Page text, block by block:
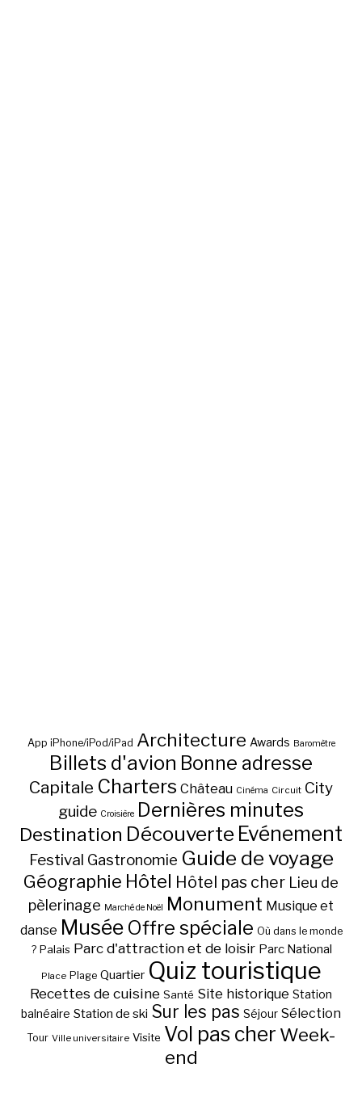
App iPhone/iPod/iPad Architecture Awards Baromètre
Billets d'avion Bonne adresse
Capitale Charters Château Cinéma Circuit City
guide Croisière Dernières minutes
Destination Découverte Evénement
Festival Gastronomie Guide de voyage
Géographie Hôtel Hôtel pas cher Lieu de
pèlerinage Marché de Noël Monument Musique et
danse Musée Offre spéciale Où dans le monde
? Palais Parc d'attraction et de loisir Parc National
Place Plage Quartier Quiz touristique
Recettes de cuisine Santé Site historique Station
balnéaire Station de ski Sur les pas Séjour Sélection
Tour Ville universitaire Visite Vol pas cher Week-
end